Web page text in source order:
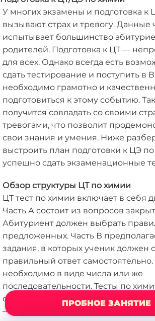
ПРОБНОЕ ЗАНЯТИЕ
Подготовка к ЦТ/ЦЭ по химии
У многих экзамены и подготовка к
вызывают страх и тревогу. Данные
испытывает большинство
родителей. Подготовка к ЦТ —
для всех. Однако всегда есть
сдать тестирование и поступить в
необходимо грамотно и
подготовиться к этому событию.
получится совладать со своими
тревогами, что позволит
свои знания и умения. Ниже
выстроить план подготовки к ЦЭ по
успешно сдать экзаменационные
Обзор структуры ЦТ по химии
ЦТ тест по химии включает в себя
Часть А состоит из вопросов
Абитуриент должен выбрать
предложенных. Часть В
задания, в которых ученик должен
правильный ответ
необходимо в виде числа или же
последовательности. Тесты по
себя 44 задания. В первой части их
— 16.